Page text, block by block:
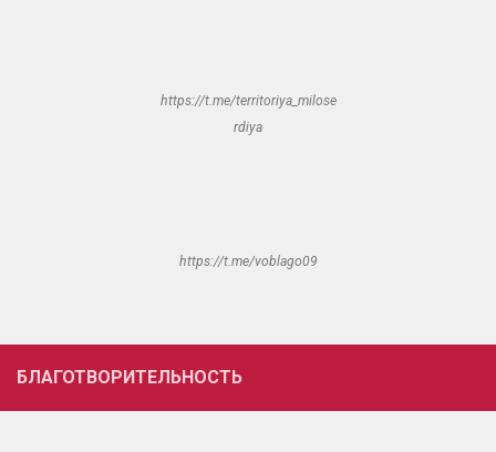
https://t.me/territoriya_milose
rdiya
https://t.me/voblago09
БЛАГОТВОРИТЕЛЬНОСТЬ